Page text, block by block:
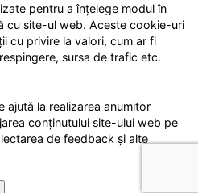
pentru a înțelege modul în
cu site-ul web. Aceste cookie-uri
cu privire la valori, cum ar fi
sursa de trafic etc.
la realizarea anumitor
conținutului site-ului web pe
de feedback și alte